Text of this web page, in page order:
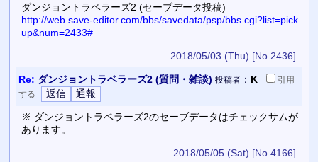
ダンジョントラベラーズ2 (セーブデータ投稿)
http://web.save-editor.com/bbs/savedata/psp/bbs.cgi?list=pick
up&num=2433#
2018/05/03 (Thu) [No.2436]
Re: ダンジョントラベラーズ2 (質問・雑談) 投稿者： K
引用
する
※ ダンジョントラベラーズ2のセーブデータはチェックサムが
あります。
2018/05/05 (Sat) [No.4166]